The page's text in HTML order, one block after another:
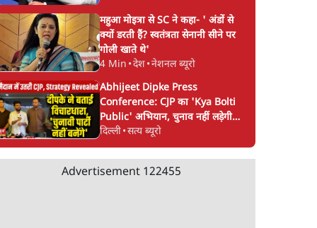
महुआ मोइत्रा से SC ने कहा- ' अंडों से
क्यों डरती हैं? स्वतंत्रता सेनानी सीने पर
गोली खाते थे'
4 Min •देश•नेशनल ब्यूरो
Abhijeet Dipke Press
Conference: CJP का 'Kya Bolti
Public' अभियान, चुनाव नहीं लड़ेगी
CJP!
दिल्ली•सत्य ब्यूरो
Advertisement 122455